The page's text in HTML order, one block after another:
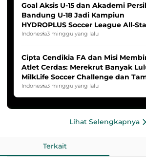
Goal Aksis U-15 dan Akademi
Bandung U-18 Jadi Kampiun
HYDROPLUS Soccer League All-
2025/2026
Indonesia3 minggu yang lalu
Cipta Cendikia FA dan Misi
Atlet Cerdas: Merekrut Banyak
MilkLife Soccer Challenge dan
HYDROPLUS Soccer League
Indonesia3 minggu yang lalu
Lihat Selengkapnya
Terkait